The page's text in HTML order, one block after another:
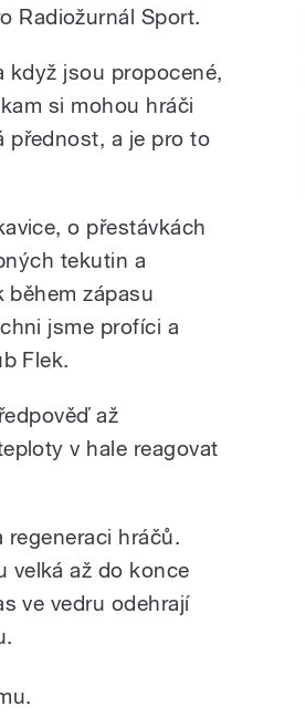
Radiožurnál Sport.
když jsou propocené,
si mohou hráči
přednost, a je pro to
o přestávkách
tekutin a
během zápasu
jsme profíci a
Flek.
až
v hale reagovat
regeneraci hráčů.
velká až do konce
ve vedru odehrají